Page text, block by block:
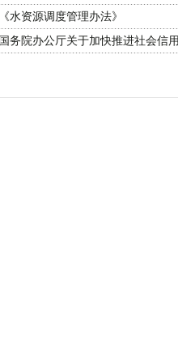
《水资源调度管理办法》
国务院办公厅关于加快推进社会信